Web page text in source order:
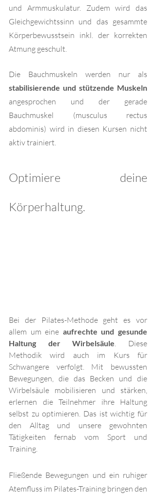
und Armmuskulatur. Zudem wird das
Gleichgewichtssinn und das gesammte
Körperbewusstsein inkl. der korrekten
Atmung geschult.
stabilisierende und stützende Muskeln
angesprochen und der gerade
Bauchmuskel (musculus rectus
abdominis) wird in diesen Kursen nicht
aktiv trainiert.
Optimiere deine
Körperhaltung.
Bei der Pilates-Methode geht es vor
allem um eine aufrechte und gesunde
Haltung der Wirbelsäule . Diese
Methodik wird auch im Kurs für
Schwangere verfolgt. Mit bewussten
Bewegungen, die das Becken und die
Wirbelsäule mobilisieren und stärken,
erlernen die Teilnehmer ihre Haltung
selbst zu optimieren. Das ist wichtig für
den Alltag und unsere gewohnten
Tätigkeiten fernab vom Sport und
Training.
Fließende Bewegungen und ein ruhiger
Atemfluss im Pilates-Training bringen den